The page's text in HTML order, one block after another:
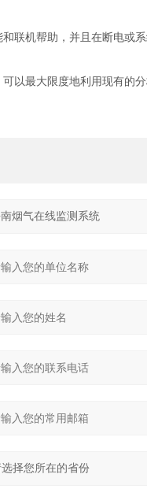
联机帮助，并且在断电或
以最大限度地利用现有的